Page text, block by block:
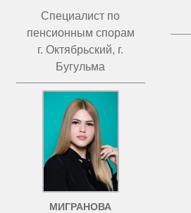
Специалист по
пенсионным спорам
г. Октябрьский, г.
Бугульма
МИГРАНОВА